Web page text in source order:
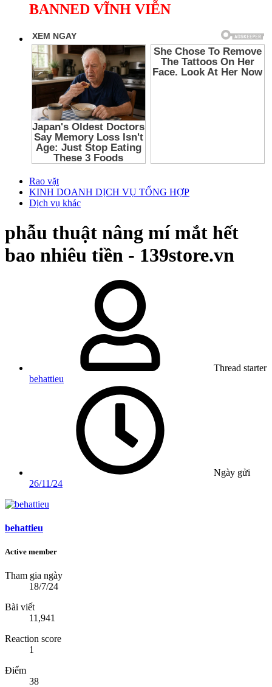
BANNED VĨNH VIỄN
Rao vặt
KINH DOANH DỊCH VỤ TỔNG HỢP
Dịch vụ khác
phẫu thuật nâng mí mắt hết
bao nhiêu tiền - 139store.vn
Thread starter
behattieu
Ngày gửi
26/11/24
behattieu
Active member
Tham gia ngày
18/7/24
Bài viết
11,941
Reaction score
1
Điểm
38